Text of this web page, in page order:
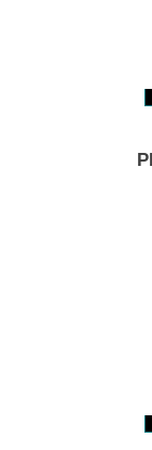
Dieses
Dieses